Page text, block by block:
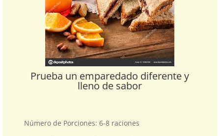
Prueba un emparedado diferente y
lleno de sabor
Número de Porciones: 6-8 raciones